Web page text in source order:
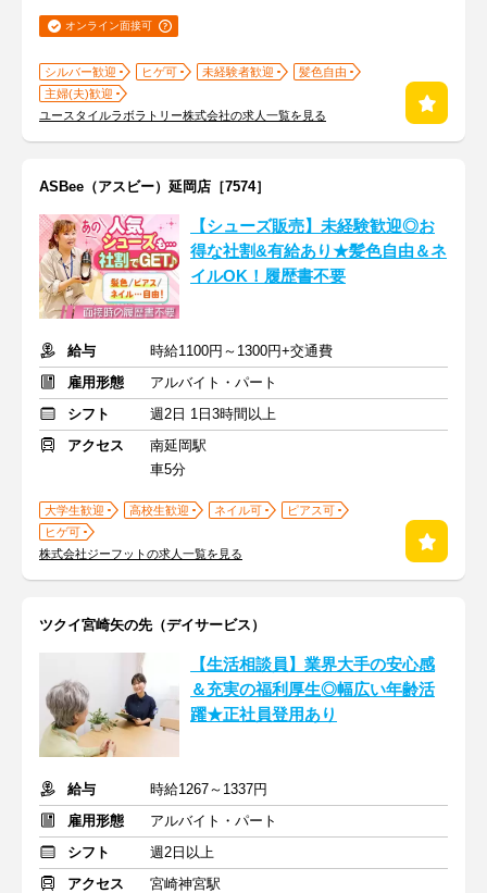
オンライン面接可
シルバー歓迎 ヒゲ可 未経験者歓迎
髪色自由
主婦(夫)歓迎
ユースタイルラボラトリー株式会社の求人一覧を見る
ASBee（アスビー）延岡店［7574］
【シューズ販売】未経験歓迎◎お
得な社割&有給あり★髪色自由＆ネ
イルOK！履歴書不要
給与
時給1100円～1300円+交通費
雇用形態
アルバイト・パート
シフト
週2日 1日3時間以上
アクセス
南延岡駅
車5分
大学生歓迎 高校生歓迎 ネイル可
ピアス可
ヒゲ可
株式会社ジーフットの求人一覧を見る
ツクイ宮崎矢の先（デイサービス）
【生活相談員】業界大手の安心感
＆充実の福利厚生◎幅広い年齢活
躍★正社員登用あり
給与
時給1267～1337円
雇用形態
アルバイト・パート
シフト
週2日以上
アクセス
宮崎神宮駅